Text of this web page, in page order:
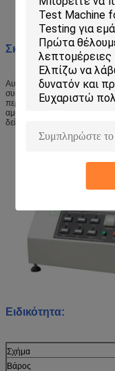
Σκοπός:
Αυτός ο δοκιμαστής
συσκότιση σε μια
περιοχή τροφοδοτείται από
αμοιβαία οριζόντια κίνηση
δείγμα να σπάσει ή να
Ειδικότητα:
Σχήμα
Βάρος